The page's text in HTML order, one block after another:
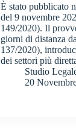
È stato pubblicato
del 9 novembre
149/2020). Il
giorni di distanza
137/2020),
dei settori più
Studio
20